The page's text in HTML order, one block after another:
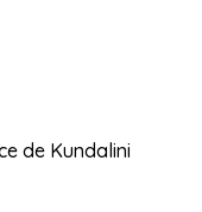
de Kundalini